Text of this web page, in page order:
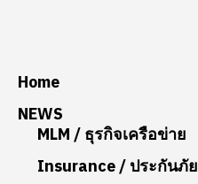
Home
NEWS
MLM / ธุรกิจเครือข่าย
Insurance / ประกันภัย